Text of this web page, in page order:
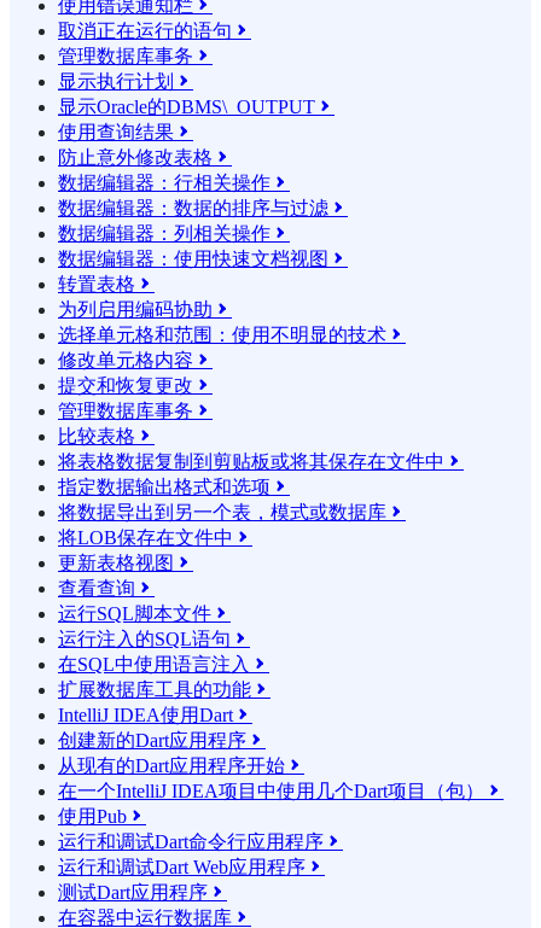
使用错误通知栏 
取消正在运行的语句 
管理数据库事务 
显示执行计划 
显示Oracle的DBMS\_OUTPUT 
使用查询结果 
防止意外修改表格 
数据编辑器：行相关操作 
数据编辑器：数据的排序与过滤 
数据编辑器：列相关操作 
数据编辑器：使用快速文档视图 
转置表格 
为列启用编码协助 
选择单元格和范围：使用不明显的技术 
修改单元格内容 
提交和恢复更改 
管理数据库事务 
比较表格 
将表格数据复制到剪贴板或将其保存在文件中 
指定数据输出格式和选项 
将数据导出到另一个表，模式或数据库 
将LOB保存在文件中 
更新表格视图 
查看查询 
运行SQL脚本文件 
运行注入的SQL语句 
在SQL中使用语言注入 
扩展数据库工具的功能 
IntelliJ IDEA使用Dart 
创建新的Dart应用程序 
从现有的Dart应用程序开始 
在一个IntelliJ IDEA项目中使用几个Dart项目（包） 
使用Pub 
运行和调试Dart命令行应用程序 
运行和调试Dart Web应用程序 
测试Dart应用程序 
在容器中运行数据库 